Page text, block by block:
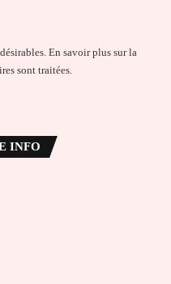
En savoir plus sur la
sont traitées.
INFO